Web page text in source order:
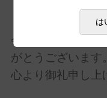
「第65回日本人
会」におきまして
がとうございます。
心より御礼申し上
は